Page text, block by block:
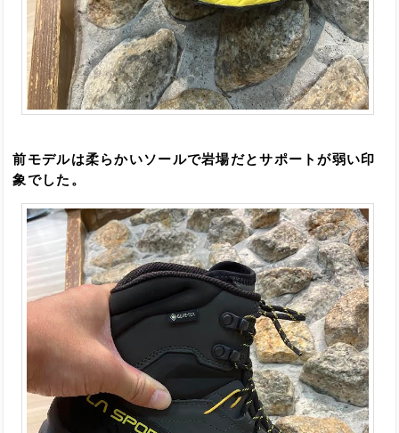
前モデルは柔らかいソールで岩場だとサポートが弱い印
象でした。